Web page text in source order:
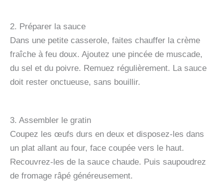
2. Préparer la sauce
Dans une petite casserole, faites chauffer la crème
fraîche à feu doux. Ajoutez une pincée de muscade,
du sel et du poivre. Remuez régulièrement. La sauce
doit rester onctueuse, sans bouillir.
3. Assembler le gratin
Coupez les œufs durs en deux et disposez-les dans
un plat allant au four, face coupée vers le haut.
Recouvrez-les de la sauce chaude. Puis saupoudrez
de fromage râpé généreusement.